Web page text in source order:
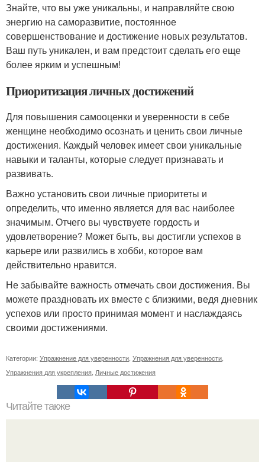
Знайте, что вы уже уникальны, и направляйте свою
энергию на саморазвитие, постоянное
совершенствование и достижение новых результатов.
Ваш путь уникален, и вам предстоит сделать его еще
более ярким и успешным!
Приоритизация личных достижений
Для повышения самооценки и уверенности в себе
женщине необходимо осознать и ценить свои личные
достижения. Каждый человек имеет свои уникальные
навыки и таланты, которые следует признавать и
развивать.
Важно установить свои личные приоритеты и
определить, что именно является для вас наиболее
значимым. Отчего вы чувствуете гордость и
удовлетворение? Может быть, вы достигли успехов в
карьере или развились в хобби, которое вам
действительно нравится.
Не забывайте важность отмечать свои достижения. Вы
можете праздновать их вместе с близкими, ведя дневник
успехов или просто принимая момент и наслаждаясь
своими достижениями.
Категории: Упражнение для уверенности Упражнения для уверенности
Упражнения для укрепления Личные достижения
Читайте также